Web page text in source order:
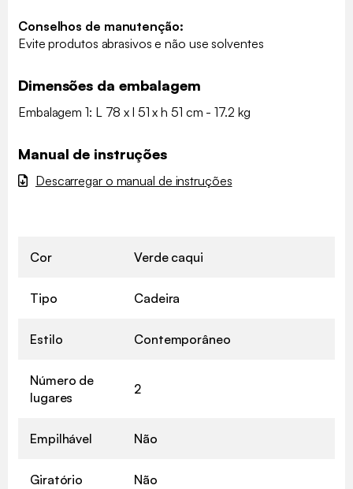
Conselhos de manutenção:
Evite produtos abrasivos e não use solventes
Dimensões da embalagem
Embalagem 1: L 78 x l 51 x h 51 cm - 17.2 kg
Manual de instruções
Descarregar o manual de instruções
Cor Verde caqui
Tipo Cadeira
Estilo Contemporâneo
Número de
lugares
2
Empilhável Não
Giratório Não